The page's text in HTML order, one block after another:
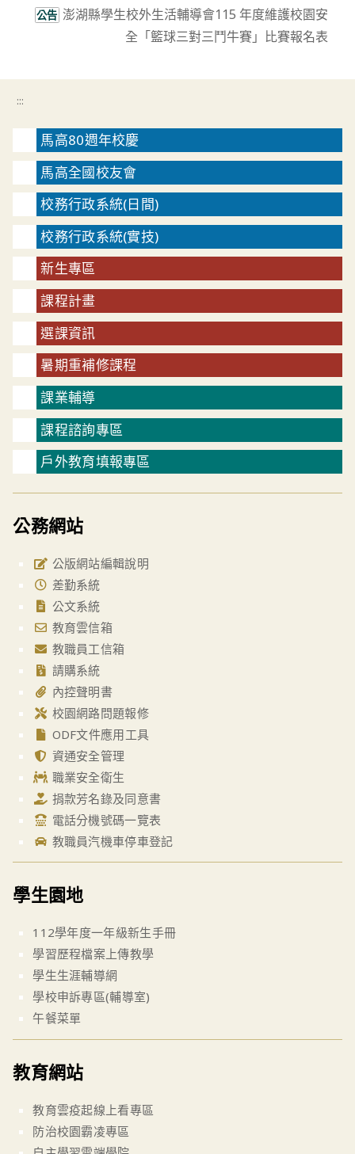
公告 澎湖縣學生校外生活輔導會115 年度維護校園安
全「籃球三對三鬥牛賽」比賽報名表
:::
馬高80週年校慶
馬高全國校友會
校務行政系統(日間)
校務行政系統(實技)
新生專區
課程計畫
選課資訊
暑期重補修課程
課業輔導
課程諮詢專區
戶外教育填報專區
公務網站
公版網站編輯說明
差勤系統
公文系統
教育雲信箱
教職員工信箱
請購系統
內控聲明書
校園網路問題報修
ODF文件應用工具
資通安全管理
職業安全衛生
捐款芳名錄及同意書
電話分機號碼一覽表
教職員汽機車停車登記
學生園地
112學年度一年級新生手冊
學習歷程檔案上傳教學
學生生涯輔導網
學校申訴專區(輔導室)
午餐菜單
教育網站
教育雲疫起線上看專區
防治校園霸凌專區